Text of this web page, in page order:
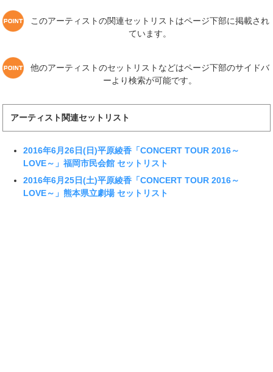
このアーティストの関連セットリストはページ下部に掲載され
ています。
他のアーティストのセットリストなどはページ下部のサイドバ
ーより検索が可能です。
アーティスト関連セットリスト
2016年6月26日(日)平原綾香「CONCERT TOUR 2016～
LOVE～」福岡市民会館 セットリスト
2016年6月25日(土)平原綾香「CONCERT TOUR 2016～
LOVE～」熊本県立劇場 セットリスト